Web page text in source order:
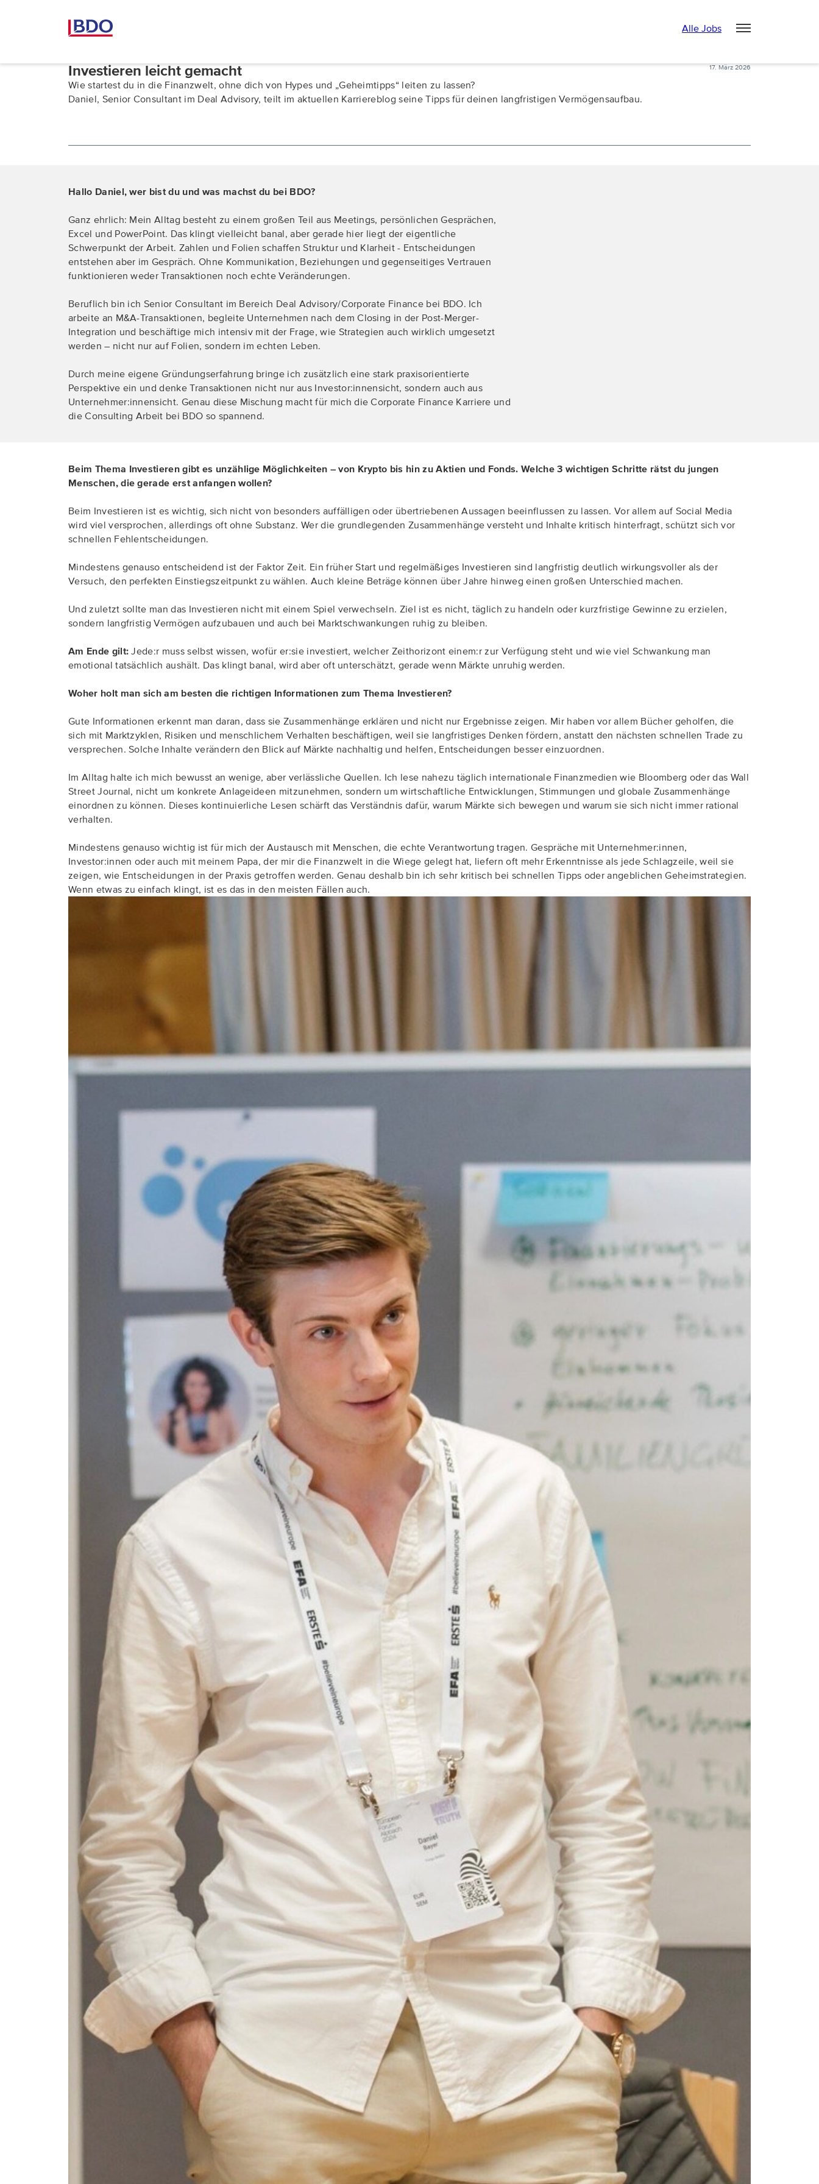
Alle Jobs
Investieren leicht gemacht 17. März 2026
Wie startest du in die Finanzwelt, ohne dich von Hypes und „Geheimtipps“ leiten zu lassen?
Daniel, Senior Consultant im Deal Advisory, teilt im aktuellen Karriereblog seine Tipps für deinen langfristigen Vermögensaufbau.
Hallo Daniel, wer bist du und was machst du bei BDO?
Ganz ehrlich: Mein Alltag besteht zu einem großen Teil aus Meetings, persönlichen Gesprächen,
Excel und PowerPoint. Das klingt vielleicht banal, aber gerade hier liegt der eigentliche
Schwerpunkt der Arbeit. Zahlen und Folien schaffen Struktur und Klarheit - Entscheidungen
entstehen aber im Gespräch. Ohne Kommunikation, Beziehungen und gegenseitiges Vertrauen
funktionieren weder Transaktionen noch echte Veränderungen.
Beruflich bin ich Senior Consultant im Bereich Deal Advisory/Corporate Finance bei BDO. Ich
arbeite an M&A-Transaktionen, begleite Unternehmen nach dem Closing in der Post-Merger-
Integration und beschäftige mich intensiv mit der Frage, wie Strategien auch wirklich umgesetzt
werden – nicht nur auf Folien, sondern im echten Leben.
Durch meine eigene Gründungserfahrung bringe ich zusätzlich eine stark praxisorientierte
Perspektive ein und denke Transaktionen nicht nur aus Investor:innensicht, sondern auch aus
Unternehmer:innensicht. Genau diese Mischung macht für mich die Corporate Finance Karriere und
die Consulting Arbeit bei BDO so spannend.
Beim Thema Investieren gibt es unzählige Möglichkeiten – von Krypto bis hin zu Aktien und Fonds. Welche 3 wichtigen Schritte rätst du jungen
Menschen, die gerade erst anfangen wollen?
Beim Investieren ist es wichtig, sich nicht von besonders auffälligen oder übertriebenen Aussagen beeinflussen zu lassen. Vor allem auf Social Media
wird viel versprochen, allerdings oft ohne Substanz. Wer die grundlegenden Zusammenhänge versteht und Inhalte kritisch hinterfragt, schützt sich vor
schnellen Fehlentscheidungen.
Mindestens genauso entscheidend ist der Faktor Zeit. Ein früher Start und regelmäßiges Investieren sind langfristig deutlich wirkungsvoller als der
Versuch, den perfekten Einstiegszeitpunkt zu wählen. Auch kleine Beträge können über Jahre hinweg einen großen Unterschied machen.
Und zuletzt sollte man das Investieren nicht mit einem Spiel verwechseln. Ziel ist es nicht, täglich zu handeln oder kurzfristige Gewinne zu erzielen,
sondern langfristig Vermögen aufzubauen und auch bei Marktschwankungen ruhig zu bleiben.
Am Ende gilt:Jede:r muss selbst wissen, wofür er:sie investiert, welcher Zeithorizont einem:r zur Verfügung steht und wie viel Schwankung man
emotional tatsächlich aushält. Das klingt banal, wird aber oft unterschätzt, gerade wenn Märkte unruhig werden.
Woher holt man sich am besten die richtigen Informationen zum Thema Investieren?
Gute Informationen erkennt man daran, dass sie Zusammenhänge erklären und nicht nur Ergebnisse zeigen. Mir haben vor allem Bücher geholfen, die
sich mit Marktzyklen, Risiken und menschlichem Verhalten beschäftigen, weil sie langfristiges Denken fördern, anstatt den nächsten schnellen Trade zu
versprechen. Solche Inhalte verändern den Blick auf Märkte nachhaltig und helfen, Entscheidungen besser einzuordnen.
Im Alltag halte ich mich bewusst an wenige, aber verlässliche Quellen. Ich lese nahezu täglich internationale Finanzmedien wie Bloomberg oder das Wall
Street Journal, nicht um konkrete Anlageideen mitzunehmen, sondern um wirtschaftliche Entwicklungen, Stimmungen und globale Zusammenhänge
einordnen zu können. Dieses kontinuierliche Lesen schärft das Verständnis dafür, warum Märkte sich bewegen und warum sie sich nicht immer rational
verhalten.
Mindestens genauso wichtig ist für mich der Austausch mit Menschen, die echte Verantwortung tragen. Gespräche mit Unternehmer:innen,
Investor:innen oder auch mit meinem Papa, der mir die Finanzwelt in die Wiege gelegt hat, liefern oft mehr Erkenntnisse als jede Schlagzeile, weil sie
zeigen, wie Entscheidungen in der Praxis getroffen werden. Genau deshalb bin ich sehr kritisch bei schnellen Tipps oder angeblichen Geheimstrategien.
Wenn etwas zu einfach klingt, ist es das in den meisten Fällen auch.